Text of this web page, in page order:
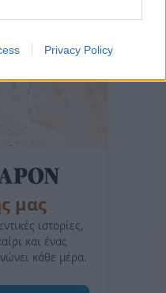
Privacy Policy
μας
ιστορίες,
και ένας
κάθε μέρα.